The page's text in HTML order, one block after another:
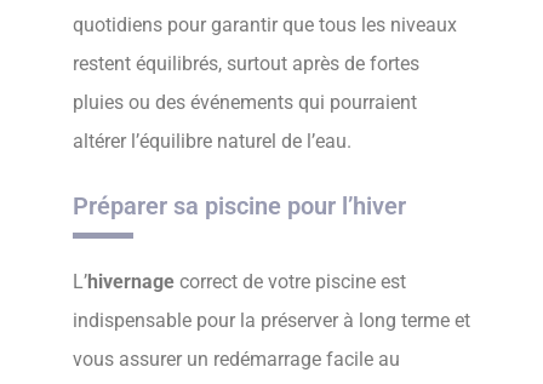
quotidiens pour garantir que tous les niveaux
restent équilibrés, surtout après de fortes
pluies ou des événements qui pourraient
altérer l’équilibre naturel de l’eau.
Préparer sa piscine pour l’hiver
L’hivernage correct de votre piscine est
indispensable pour la préserver à long terme et
vous assurer un redémarrage facile au